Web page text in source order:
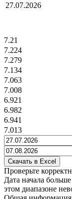
27.07.2026
7.21
7.224
7.279
7.134
7.063
7.008
6.921
6.982
6.941
7.013
Проверьте
Дата начала
этом диапазоне